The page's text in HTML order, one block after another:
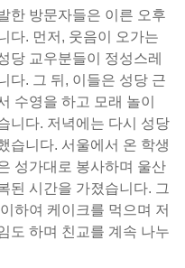
한 방문자들은 이른 오후
다. 먼저, 웃음이 오가는
당 교우분들이 정성스레
다. 그 뒤, 이들은 성당 근
수영을 하고 모래 놀이
니다. 저녁에는 다시 성당
습니다. 서울에서 온 학생
성가대로 봉사하며 울산
된 시간을 가졌습니다. 그
하여 케이크를 먹으며 저
도 하며 친교를 계속 나누